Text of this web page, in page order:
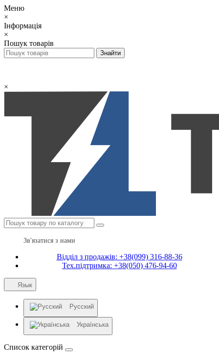
Меню
×
Інформація
×
Пошук товарів
×
Зв'язатися з нами
Відділ з продажів: +38(099) 316-88-36
Тех.підтримка: +38(050) 476-94-60
Язык
Русский
Українська
Список категорій